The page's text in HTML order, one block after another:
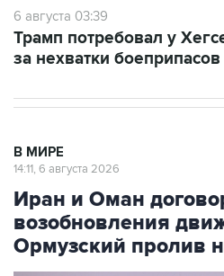
6 августа 03:39
Трамп потребовал у
за нехватки боеприпасов
В МИРЕ
14:11, 6 августа 2026
Иран и Оман
возобновления
Ормузский пролив